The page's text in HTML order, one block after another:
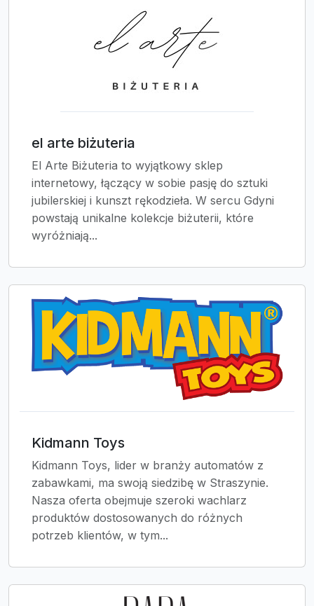
el arte biżuteria
El Arte Biżuteria to wyjątkowy sklep
internetowy, łączący w sobie pasję do sztuki
jubilerskiej i kunszt rękodzieła. W sercu Gdyni
powstają unikalne kolekcje biżuterii, które
wyróżniają...
Kidmann Toys
Kidmann Toys, lider w branży automatów z
zabawkami, ma swoją siedzibę w Straszynie.
Nasza oferta obejmuje szeroki wachlarz
produktów dostosowanych do różnych
potrzeb klientów, w tym...